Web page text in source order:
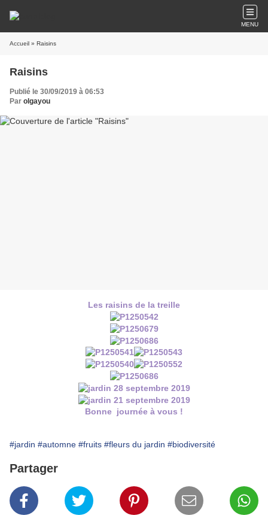
MENU
Accueil » Raisins
Raisins
Publié le 30/09/2019 à 06:53
Par olgayou
Les raisins de la treille
Bonne journée à vous !
#jardin #automne #fruits #fleurs du jardin #biodiversité
Partager